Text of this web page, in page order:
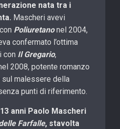
nata tra i
Mascheri avevi
Poliuretanonel 2004,
confermato l’ottima
con Il Gregario,
2008, potente romanzo
malessere della
punti di riferimento.
anni Paolo Mascheri
Farfalle, stavolta